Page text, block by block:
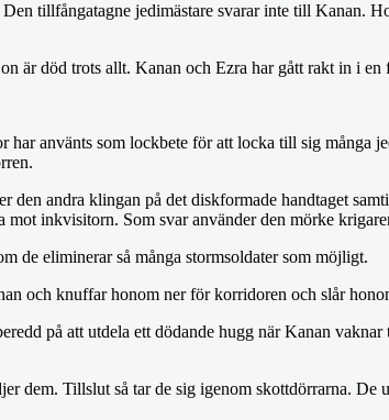
tillfångatagne jedimästare svarar inte till Kanan.
är död trots allt. Kanan och Ezra har gått rakt in i en
använts som lockbete för att locka till sig många
andra klingan på det diskformade handtaget
inkvisitorn. Som svar använder den mörke
de eliminerar så många stormsoldater som möjligt.
och knuffar honom ner för korridoren och slår
på att utdela ett dödande hugg när Kanan
dem. Tillslut så tar de sig igenom skottdörrarna. De